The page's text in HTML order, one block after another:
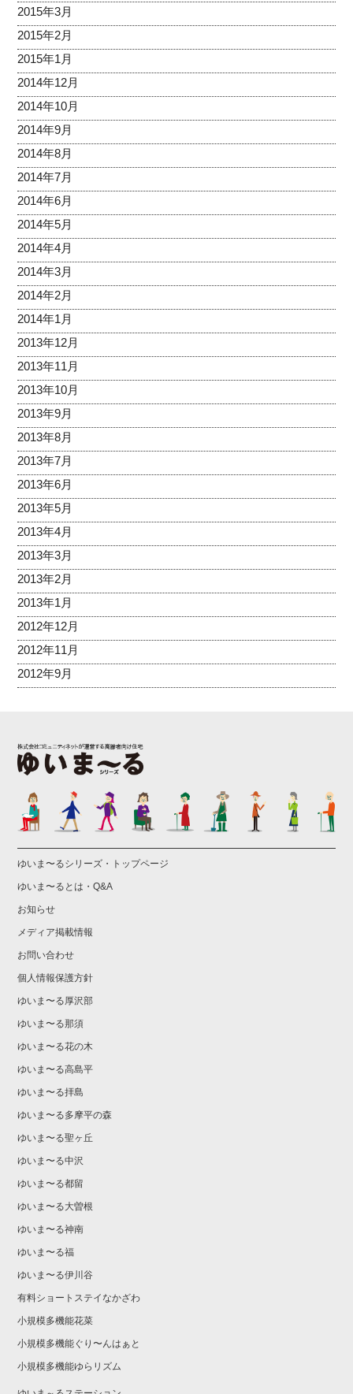
2015年3月
2015年2月
2015年1月
2014年12月
2014年10月
2014年9月
2014年8月
2014年7月
2014年6月
2014年5月
2014年4月
2014年3月
2014年2月
2014年1月
2013年12月
2013年11月
2013年10月
2013年9月
2013年8月
2013年7月
2013年6月
2013年5月
2013年4月
2013年3月
2013年2月
2013年1月
2012年12月
2012年11月
2012年9月
ゆいま〜るシリーズ・トップページ
ゆいま〜るとは・Q&A
お知らせ
メディア掲載情報
お問い合わせ
個人情報保護方針
ゆいま〜る厚沢部
ゆいま〜る那須
ゆいま〜る花の木
ゆいま〜る高島平
ゆいま〜る拝島
ゆいま〜る多摩平の森
ゆいま〜る聖ヶ丘
ゆいま〜る中沢
ゆいま〜る都留
ゆいま〜る大曽根
ゆいま〜る神南
ゆいま〜る福
ゆいま〜る伊川谷
有料ショートステイなかざわ
小規模多機能花菜
小規模多機能ぐり〜んはぁと
小規模多機能ゆらリズム